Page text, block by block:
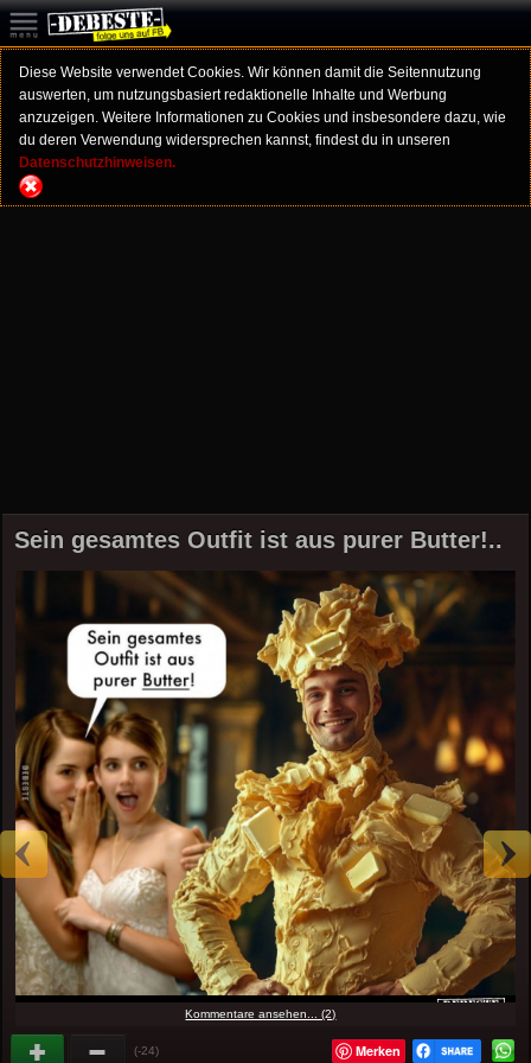
Diese Website verwendet Cookies. Wir können damit die Seitennutzung
auswerten, um nutzungsbasiert redaktionelle Inhalte und Werbung
anzuzeigen. Weitere Informationen zu Cookies und insbesondere dazu, wie
du deren Verwendung widersprechen kannst, findest du in unseren
Datenschutzhinweisen.
Sein gesamtes Outfit ist aus purer Butter!..
Kommentare ansehen... (2)
(-24) Merken